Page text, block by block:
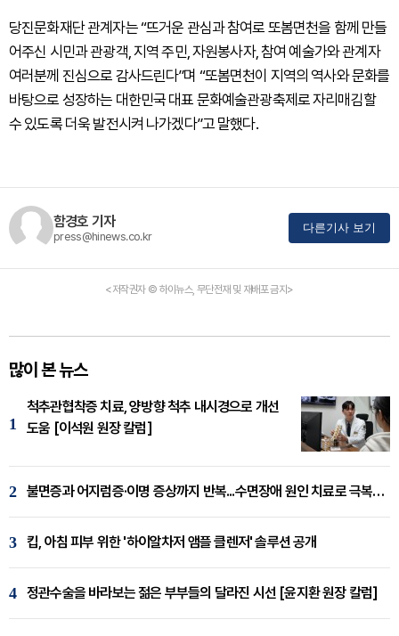
당진문화재단 관계자는 “뜨거운 관심과 참여로 또봄면천을 함께 만들
어주신 시민과 관광객, 지역 주민, 자원봉사자, 참여 예술가와 관계자
여러분께 진심으로 감사드린다”며 “또봄면천이 지역의 역사와 문화를
바탕으로 성장하는 대한민국 대표 문화예술관광축제로 자리매김할
수 있도록 더욱 발전시켜 나가겠다”고 말했다.
함경호 기자
press@hinews.co.kr
다른기사 보기
<저작권자 © 하이뉴스, 무단전재 및 재배포 금지>
많이 본 뉴스
1
척추관협착증 치료, 양방향 척추 내시경으로 개선
도움 [이석원 원장 칼럼]
2 불면증과 어지럼증·이명 증상까지 반복...수면장애 원인 치료로 극복해야
3 킵, 아침 피부 위한 '하이알차저 앰플 클렌저' 솔루션 공개
4 정관수술을 바라보는 젊은 부부들의 달라진 시선 [윤지환 원장 칼럼]